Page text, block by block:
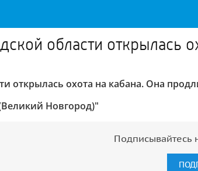
области открылась
открылась охота на кабана. Она
Новгород)"
Подписывайтесь